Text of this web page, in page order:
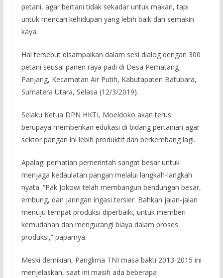
petani, agar bertani tidak sekadar untuk makan, tapi
untuk mencari kehidupan yang lebih baik dan semakin
kaya.
Hal tersebut disampaikan dalam sesi dialog dengan 300
petani seusai panen raya padi di Desa Pematang
Panjang, Kecamatan Air Putih, Kabutapaten Batubara,
Sumatera Utara, Selasa (12/3/2019).
Selaku Ketua DPN HKTI, Moeldoko akan terus
berupaya memberikan edukasi di bidang pertanian agar
sektor pangan ini lebih produktif dan berkembang lagi.
Apalagi perhatian pemerintah sangat besar untuk
menjaga kedaulatan pangan melalui langkah-langkah
nyata. “Pak Jokowi telah membangun bendungan besar,
embung, dan jaringan irigasi tersier. Bahkan jalan-jalan
menuju tempat produksi diperbaiki, untuk memberi
kemudahan dan mengurangi biaya dalam proses
produksi,” paparnya.
Meski demikian, Panglima TNI masa bakti 2013-2015 ini
menjelaskan, saat ini masih ada beberapa